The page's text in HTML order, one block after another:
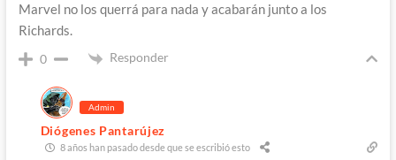
Marvel no los querrá para nada y acabarán junto a los
Richards.
0 Responder
Admin
Diógenes Pantarújez
8 años han pasado desde que se escribió esto